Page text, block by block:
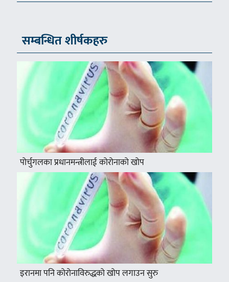
सम्बन्धित शीर्षकहरु
पोर्चुगलका प्रधानमन्त्रीलाई कोरोनाको खोप
इरानमा पनि कोरोनाविरुद्धको खोप लगाउन सुरु